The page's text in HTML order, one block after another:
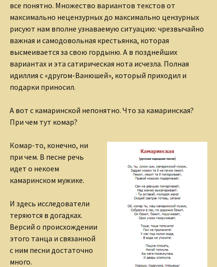
все понятно. Множество вариантов текстов от
максимально нецензурных до максимально цензурных
рисуют нам вполне узнаваемую ситуацию: чрезвычайно
важная и самодовольная крестьянка, которая
высмеивается за свою гордыню. А в позднейших
вариантах и эта сатирическая нота исчезла. Полная
идиллия с «другом-Ванюшей», который приходил и
подарки приносил.
А вот с камаринской непонятно. Что за камаринская?
При чем тут комар?
Комар-то, конечно, ни
при чем. В песне речь
идет о некоем
камаринском мужике.
И здесь исследователи
теряются в догадках.
Версий о происхождении
этого танца и связанной
с ним песни достаточно
много.